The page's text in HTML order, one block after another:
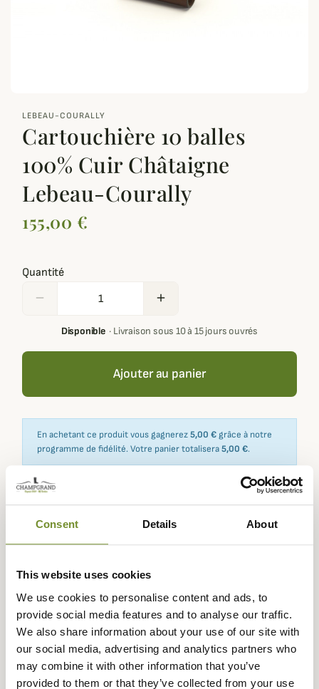
Consent Details About
This website uses cookies
We use cookies to personalise content and ads, to
provide social media features and to analyse our traffic.
We also share information about your use of our site with
our social media, advertising and analytics partners who
may combine it with other information that you’ve
provided to them or that they’ve collected from your use
LEBEAU-COURALLY
Cartouchière 10 balles
100% Cuir Châtaigne
Lebeau-Courally
155,00 €
Quantité
remove add
Disponible· Livraison sous 10 à 15 jours ouvrés
Ajouter au panier
En achetant ce produit vous gagnerez5,00 € grâce à notre
programme de fidélité. Votre panier totalisera5,00 €.
Expédié dans
Échange ou
Paiement
Paiement en
Description
Lebeau-Courally vous propose cette Cartouchière pour